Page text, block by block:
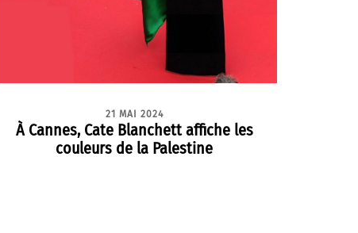
21 MAI 2024
À Cannes, Cate Blanchett affiche les
couleurs de la Palestine